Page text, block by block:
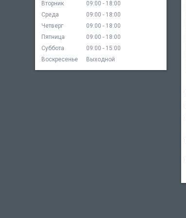
Вторник 09:00
18:00
Среда
09:00
18:00
Четверг
09:00
18:00
Пятница
09:00
18:00
Суббота
09:00
15:00
Воскресенье
Выходной